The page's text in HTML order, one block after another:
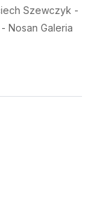
Szewczyk -
Nosan Galeria